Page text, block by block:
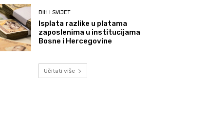
BIH I SVIJET
Isplata razlike u platama
zaposlenima u institucijama
Bosne i Hercegovine
Učitati više